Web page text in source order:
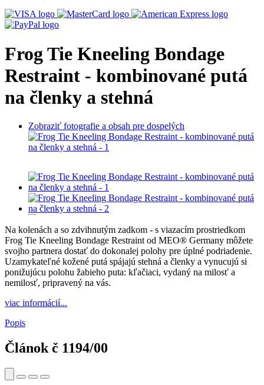
Frog Tie Kneeling Bondage
Restraint - kombinované putá
na členky a stehná
Zobraziť fotografie a obsah pre dospelých
Na kolenách a so zdvihnutým zadkom - s viazacím prostriedkom
Frog Tie Kneeling Bondage Restraint od MEO® Germany môžete
svojho partnera dostať do dokonalej polohy pre úplné podriadenie.
Uzamykateľné kožené putá spájajú stehná a členky a vynucujú si
ponižujúcu polohu žabieho puta: kľačiaci, vydaný na milosť a
nemilosť, pripravený na vás.
viac informácií...
Popis
Článok č 1194/00